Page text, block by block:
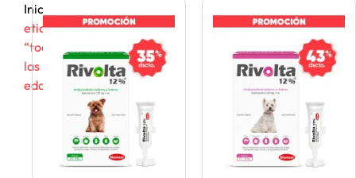
Inicio
etiquetados
“todas
las
edades”